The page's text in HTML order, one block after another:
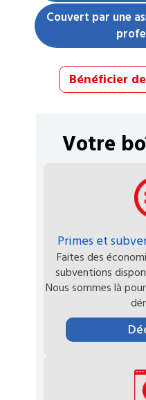
Couvert par une
Bénéficier
Votre
Primes et
Faites des
subventions
Nous sommes là